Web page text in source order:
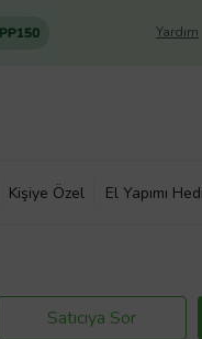
Yardım
Kişiye Özel El Yapımı
Satıcıya Sor